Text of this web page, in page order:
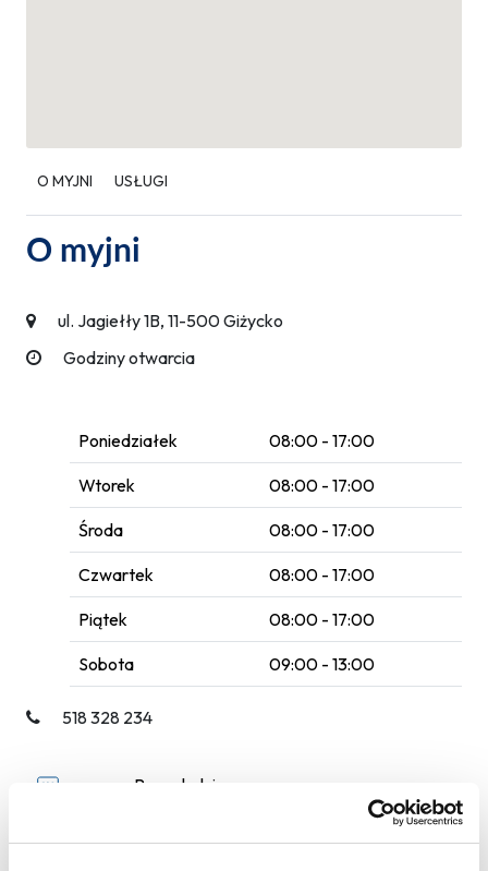
O MYJNI USŁUGI
O myjni
ul. Jagiełły 1B, 11-500 Giżycko
Godziny otwarcia
Poniedziałek 08:00 - 17:00
Wtorek 08:00 - 17:00
Środa 08:00 - 17:00
Czwartek 08:00 - 17:00
Piątek 08:00 - 17:00
Sobota 09:00 - 13:00
518 328 234
Poczekalnia